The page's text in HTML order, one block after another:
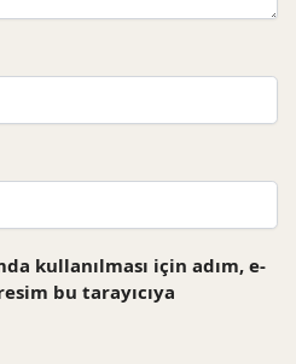
kullanılması için adım, e-
bu tarayıcıya